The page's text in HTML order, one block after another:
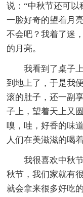
说：“中秋节还可以
一脸好奇的望着月
不会吧？我着了迷
的月亮。
我看到了桌子
到地上了，于是我
滚的肚子，还一副
子上，望着天上又
嗅，哇，好香的味
人们在美滋滋的喝
我很喜欢中秋
秋节，我们家就有
就会拿来很多好吃